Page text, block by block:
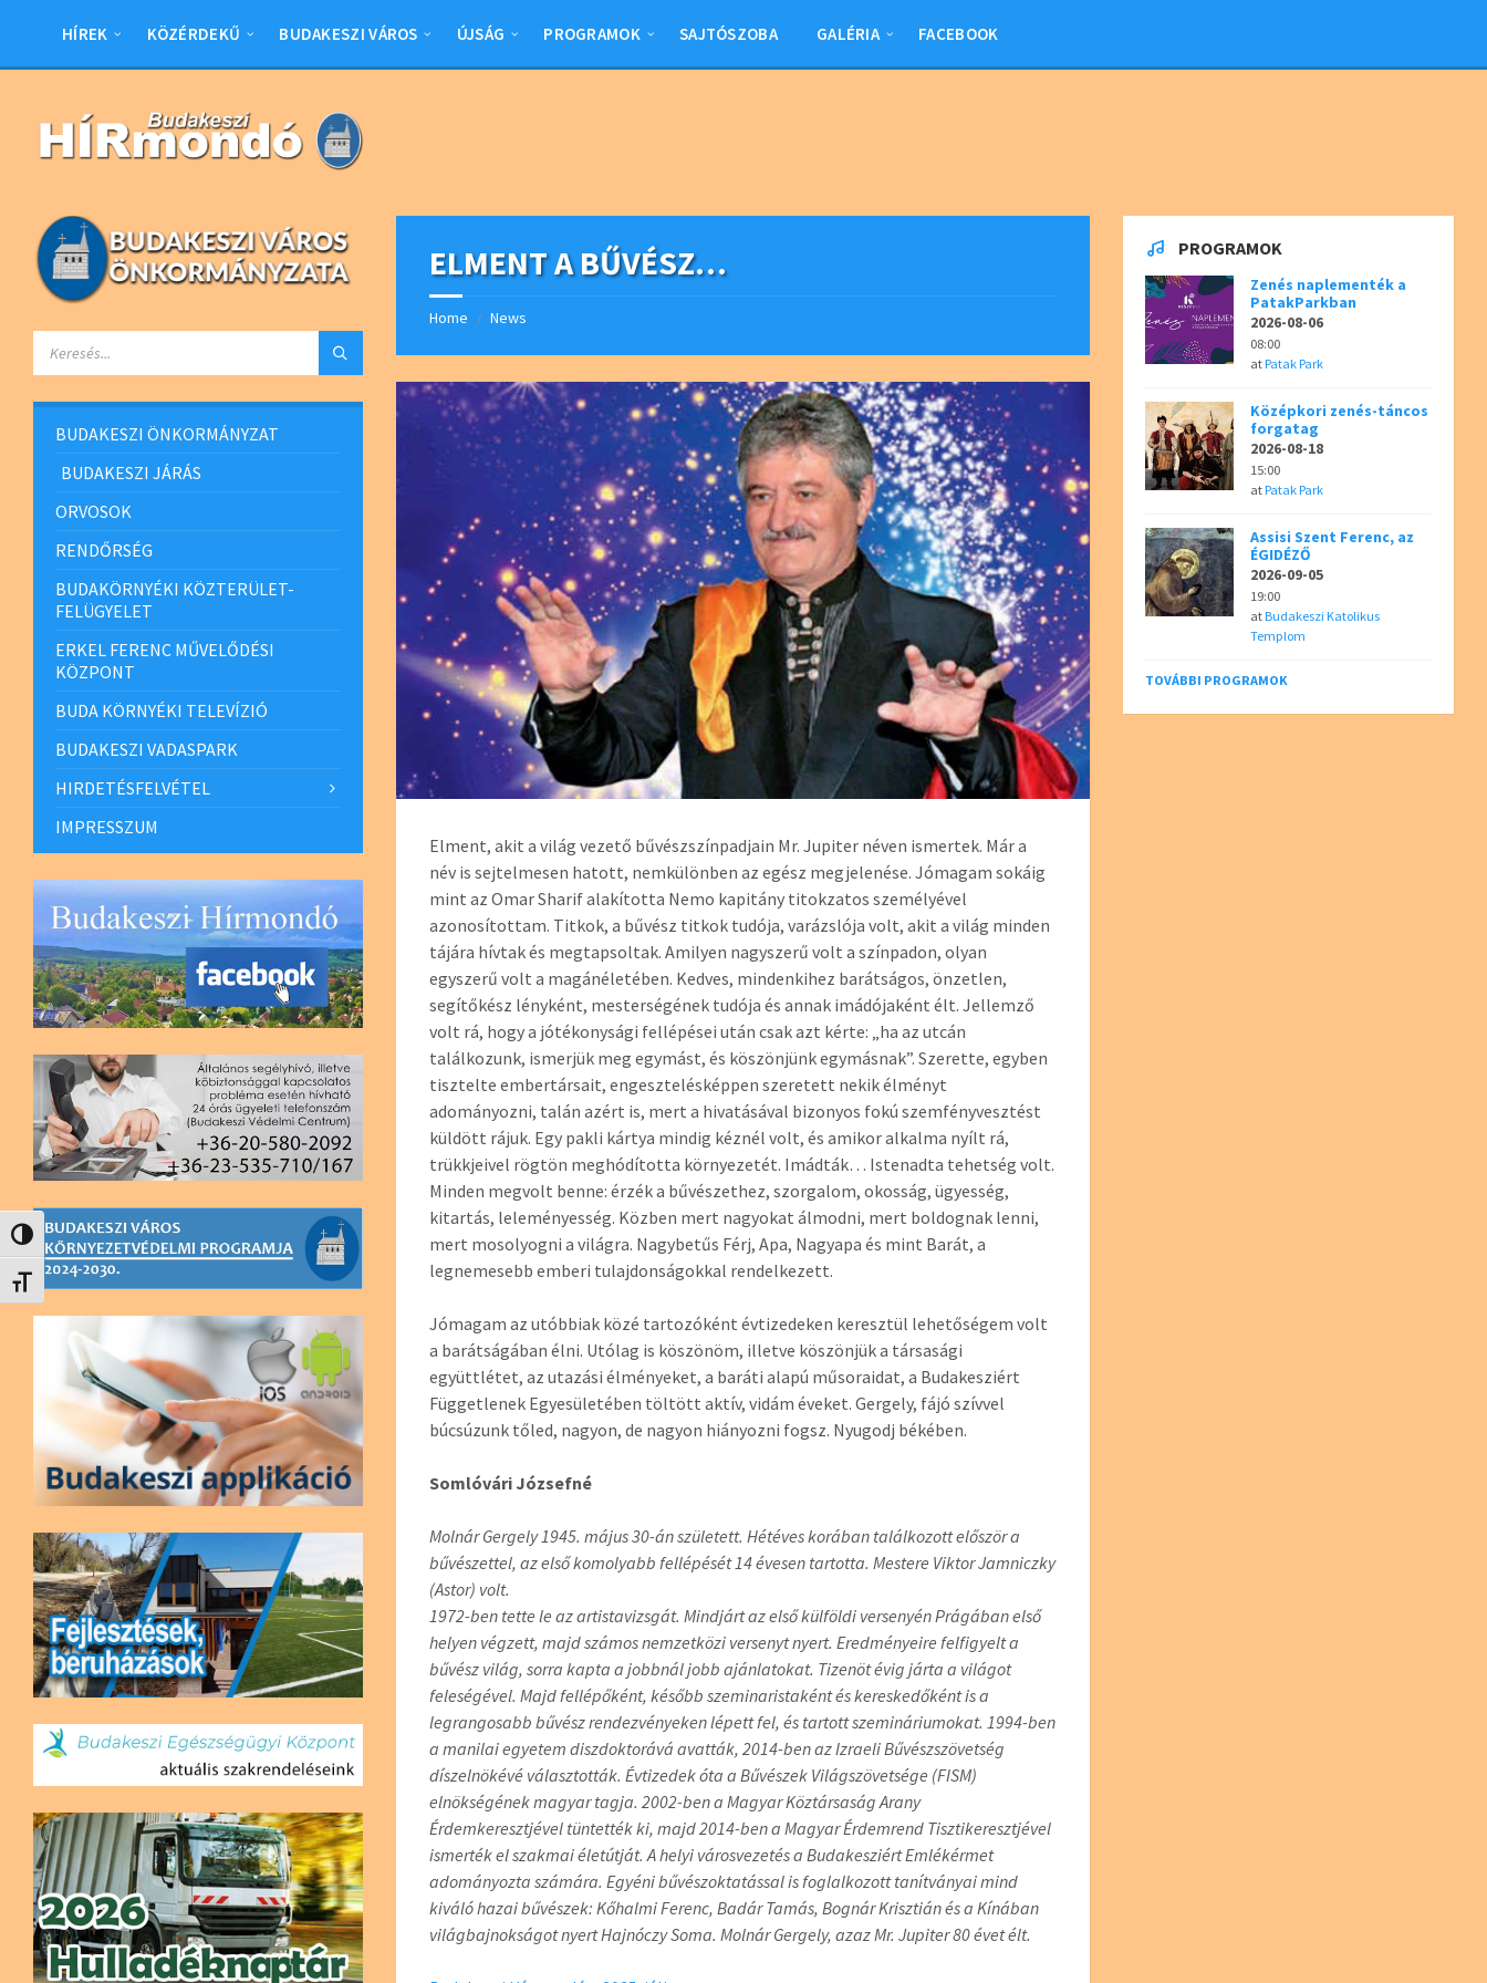
Nagy kontraszt váltása
Betűméret váltása
sidebar
sidebar
HÍREK KÖZÉRDEKŰ BUDAKESZI VÁROS ÚJSÁG PROGRAMOK SAJTÓSZOBA GALÉRIA FACEBOOK
ELMENT A BŰVÉSZ…
Home / News
Elment, akit a világ vezető bűvészszínpadjain Mr. Jupiter néven ismertek. Már a
név is sejtelmesen hatott, nemkülönben az egész megjelenése. Jómagam sokáig
mint az Omar Sharif alakította Nemo kapitány titokzatos személyével
azonosítottam. Titkok, a bűvész titkok tudója, varázslója volt, akit a világ minden
tájára hívtak és megtapsoltak. Amilyen nagyszerű volt a színpadon, olyan
egyszerű volt a magánéletében. Kedves, mindenkihez barátságos, önzetlen,
segítőkész lényként, mesterségének tudója és annak imádójaként élt. Jellemző
volt rá, hogy a jótékonysági fellépései után csak azt kérte: „ha az utcán
találkozunk, ismerjük meg egymást, és köszönjünk egymásnak”. Szerette, egyben
tisztelte embertársait, engesztelésképpen szeretett nekik élményt
adományozni, talán azért is, mert a hivatásával bizonyos fokú szemfényvesztést
küldött rájuk. Egy pakli kártya mindig kéznél volt, és amikor alkalma nyílt rá,
trükkjeivel rögtön meghódította környezetét. Imádták… Istenadta tehetség volt.
Minden megvolt benne: érzék a bűvészethez, szorgalom, okosság, ügyesség,
kitartás, leleményesség. Közben mert nagyokat álmodni, mert boldognak lenni,
mert mosolyogni a világra. Nagybetűs Férj, Apa, Nagyapa és mint Barát, a
legnemesebb emberi tulajdonságokkal rendelkezett.
Jómagam az utóbbiak közé tartozóként évtizedeken keresztül lehetőségem volt
a barátságában élni. Utólag is köszönöm, illetve köszönjük a társasági
együttlétet, az utazási élményeket, a baráti alapú műsoraidat, a Budakesziért
Függetlenek Egyesületében töltött aktív, vidám éveket. Gergely, fájó szívvel
búcsúzunk tőled, nagyon, de nagyon hiányozni fogsz. Nyugodj békében.
Somlóvári Józsefné
Molnár Gergely 1945. május 30-án született. Hétéves korában találkozott először a
bűvészettel, az első komolyabb fellépését 14 évesen tartotta. Mestere Viktor Jamniczky
(Astor) volt.
1972-ben tette le az artistavizsgát. Mindjárt az első külföldi versenyén Prágában első
helyen végzett, majd számos nemzetközi versenyt nyert. Eredményeire felfigyelt a
bűvész világ,sorra kapta a jobbnál jobb ajánlatokat. Tizenöt évig jártaa világot
feleségével. Majd fellépőként, később szeminaristaként és kereskedőként is a
legrangosabb bűvész rendezvényeken lépett fel, és tartott szemináriumokat. 1994-ben
a manilaiegyetem diszdoktorává avatták, 2014-ben az Izraeli Bűvészszövetség
díszelnökévé választották. Évtizedek óta a Bűvészek Világszövetsége (FISM)
elnökségének magyar tagja. 2002-bena Magyar Köztársaság Arany
Érdemkeresztjével tüntették ki,majd 2014-ben a Magyar Érdemrend Tisztikeresztjével
ismerték el szakmai életútját. A helyi városvezetés a BudakesziértEmlékérmet
adományozta számára. Egyéni bűvészoktatással is foglalkozott tanítványai mind
kiváló hazai bűvészek:Kőhalmi Ferenc, Badár Tamás, Bognár Krisztián és a Kínában
világbajnokságot nyert Hajnóczy Soma.Molnár Gergely, azaz Mr. Jupiter 80 évet élt.
BUDAKESZI ÖNKORMÁNYZAT
BUDAKESZI JÁRÁS
ORVOSOK
RENDŐRSÉG
BUDAKÖRNYÉKI KÖZTERÜLET-
FELÜGYELET
ERKEL FERENC MŰVELŐDÉSI
KÖZPONT
BUDA KÖRNYÉKI TELEVÍZIÓ
BUDAKESZI VADASPARK
HIRDETÉSFELVÉTEL
IMPRESSZUM
PROGRAMOK
Zenés naplementék a
PatakParkban
2026-08-06
08:00
atPatak Park
Középkori zenés-táncos
forgatag
2026-08-18
15:00
atPatak Park
Assisi Szent Ferenc, az
ÉGIDÉZŐ
2026-09-05
19:00
atBudakeszi Katolikus
Templom
TOVÁBBI PROGRAMOK